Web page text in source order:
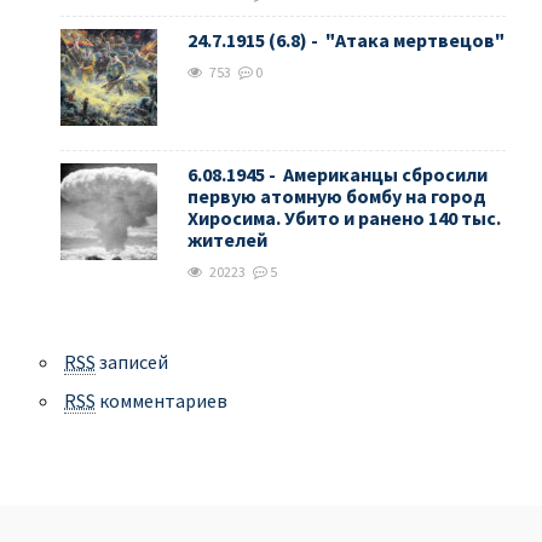
24.7.1915 (6.8) - "Атака мертвецов"
753 0
6.08.1945 - Американцы сбросили
первую атомную бомбу на город
Хиросима. Убито и ранено 140 тыс.
жителей
20223 5
RSS записей
RSS комментариев